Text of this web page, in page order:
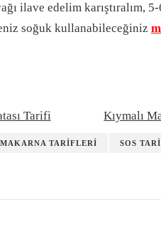
ilave edelim karıştıralım,
soğuk kullanabileceğiniz
Tarifi Kıymalı
MAKARNA TARIFLERI SOS